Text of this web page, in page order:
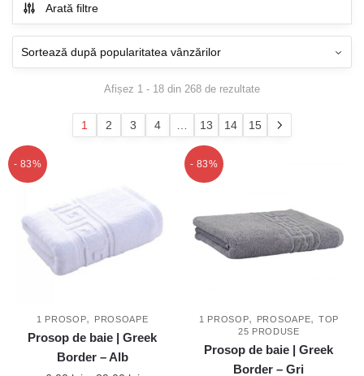
Arată filtre
Afișez 1 - 18 din 268 de rezultateSortat
popularitate
1 2 3 4 13 14 15
- 83%
1 PROSOP, PROSOAPE
Prosop de baie | Greek
Border – Alb
- 83%
1 PROSOP, PROSOAPE, TOP
25 PRODUSE
Prosop de baie | Greek
Border – Gri